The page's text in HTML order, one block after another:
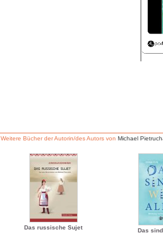
Weitere Bücher der Autorin/des Autors von Michael
Das russische Sujet Das